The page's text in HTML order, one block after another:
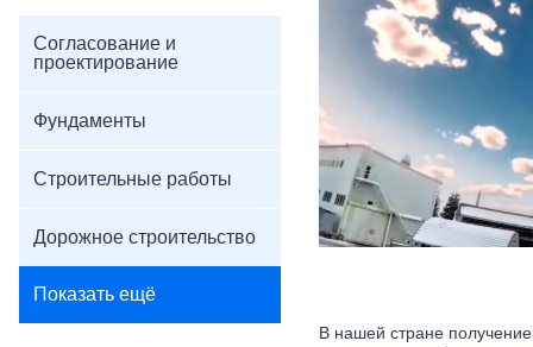
Согласование и
проектирование
Фундаменты
Строительные работы
Дорожное строительство
Показать ещё
В нашей стране